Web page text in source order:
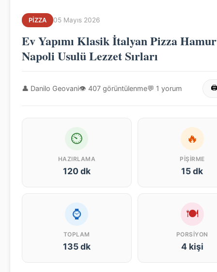
PIZZA 05 Mayıs 2026
Ev Yapımı Klasik İtalyan Pizza
Napoli Usulü Lezzet Sırları
👤 Danilo Geovani👁 407 görüntülenme💬 1 yorum 🖨
⏲
HAZIRLAMA
120 dk
🔥
PIŞIRME
15 dk
⌚
TOPLAM
135 dk
🍽
PORSIYON
4 kişi